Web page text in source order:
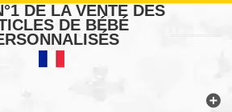
DE LA VENTE DES
DE BÉBÉ